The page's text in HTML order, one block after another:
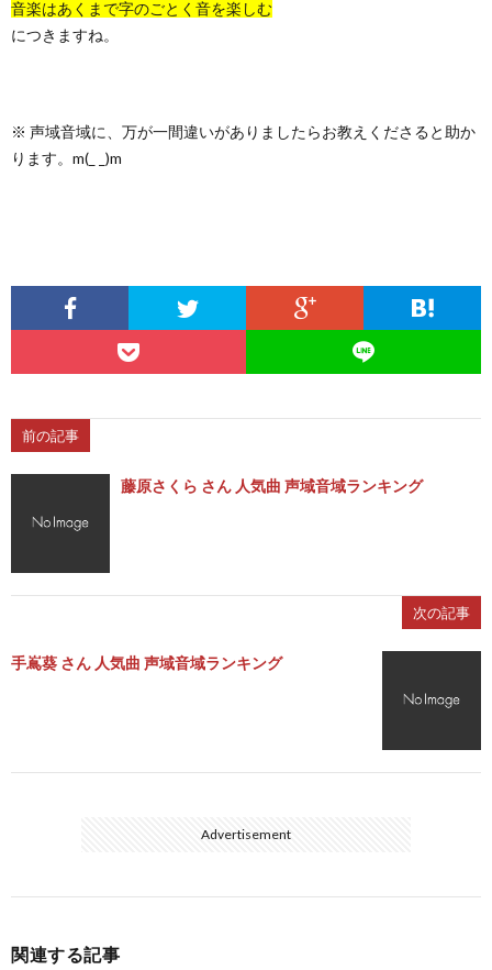
音楽はあくまで字のごとく音を楽しむ
につきますね。
※ 声域音域に、万が一間違いがありましたらお教えくださると助か
ります。m(_ _)m
前の記事
藤原さくら さん 人気曲 声域音域ランキング
次の記事
手嶌葵 さん 人気曲 声域音域ランキング
Advertisement
関連する記事